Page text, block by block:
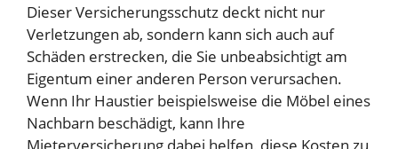
Dieser Versicherungsschutz deckt nicht nur
Verletzungen ab, sondern kann sich auch auf
Schäden erstrecken, die Sie unbeabsichtigt am
Eigentum einer anderen Person verursachen.
Wenn Ihr Haustier beispielsweise die Möbel eines
Nachbarn beschädigt, kann Ihre
Mieterversicherung dabei helfen, diese Kosten zu